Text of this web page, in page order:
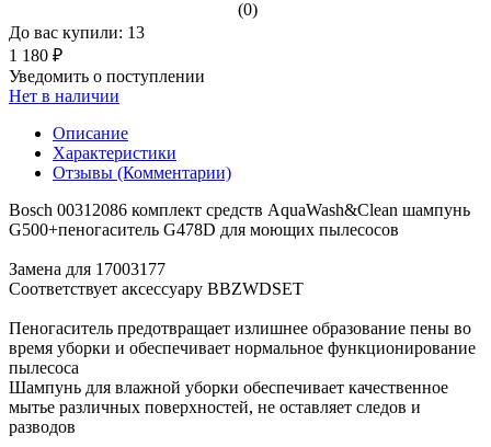
(0)
До вас купили: 13
1 180 ₽
Уведомить о поступлении
Нет в наличии
Описание
Характеристики
Отзывы (Комментарии)
Bosch 00312086 комплект средств AquaWash&Clean шампунь
G500+пеногаситель G478D для моющих пылесосов
Замена для 17003177
Соответствует аксессуару BBZWDSET
Пеногаситель предотвращает излишнее образование пены во
время уборки и обеспечивает нормальное функционирование
пылесоса
Шампунь для влажной уборки обеспечивает качественное
мытье различных поверхностей, не оставляет следов и
разводов